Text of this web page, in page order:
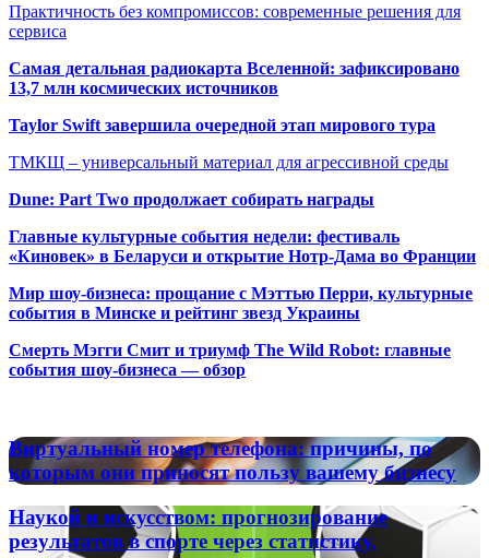
Практичность без компромиссов: современные решения для
сервиса
Самая детальная радиокарта Вселенной: зафиксировано
13,7 млн космических источников
Taylor Swift завершила очередной этап мирового тура
ТМКЩ – универсальный материал для агрессивной среды
Dune: Part Two продолжает собирать награды
Главные культурные события недели: фестиваль
«Киновек» в Беларуси и открытие Нотр-Дама во Франции
Мир шоу-бизнеса: прощание с Мэттью Перри, культурные
события в Минске и рейтинг звезд Украины
Смерть Мэгги Смит и триумф The Wild Robot: главные
события шоу-бизнеса — обзор
Виртуальный
номер
телефона:
причины,
по
которым
Виртуальный номер телефона: причины, по
которым они приносят пользу вашему бизнесу
Наукой
искусством:
Наукой и искусством: прогнозирование
результатов в спорте через статистику,